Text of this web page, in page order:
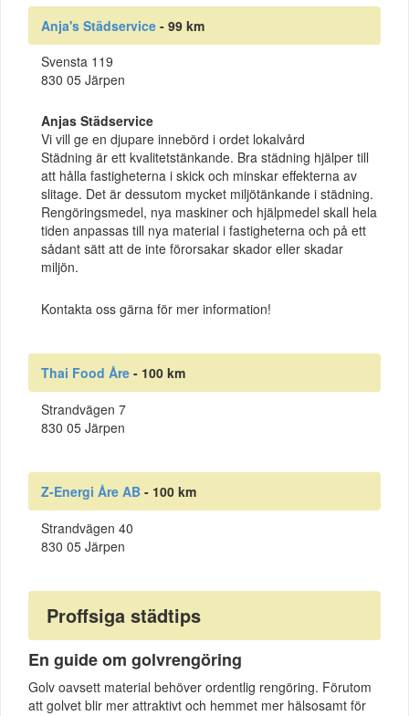
Anja's Städservice - 99 km
Svensta 119
830 05 Järpen
Anjas Städservice
Vi vill ge en djupare innebörd i ordet lokalvård
Städning är ett kvalitetstänkande. Bra städning hjälper till
att hålla fastigheterna i skick och minskar effekterna av
slitage. Det är dessutom mycket miljötänkande i städning.
Rengöringsmedel, nya maskiner och hjälpmedel skall hela
tiden anpassas till nya material i fastigheterna och på ett
sådant sätt att de inte förorsakar skador eller skadar
miljön.
Kontakta oss gärna för mer information!
Thai Food Åre - 100 km
Strandvägen 7
830 05 Järpen
Z-Energi Åre AB - 100 km
Strandvägen 40
830 05 Järpen
Proffsiga städtips
En guide om golvrengöring
Golv oavsett material behöver ordentlig rengöring. Förutom
att golvet blir mer attraktivt och hemmet mer hälsosamt för